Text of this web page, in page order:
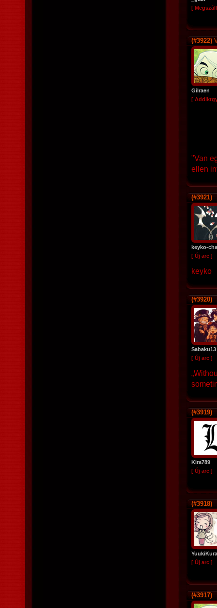
[
(#3922)
Gilraen
[
"Van
ellen
(#3921)
keyko-
[ Új arc ]
keyko
(#3920)
Sabaku13
[ Új arc ]
(#3919)
Kira789
[ Új arc ]
(#3918)
[ Új arc ]
(#3917)